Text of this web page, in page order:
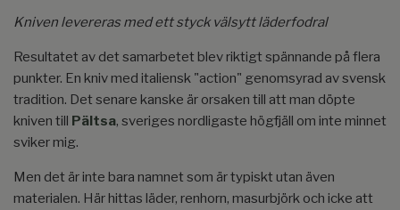
Kniven levereras med ett styck välsytt läderfodral
Resultatet av det samarbetet blev riktigt spännande på flera
punkter. En kniv med italiensk "action" genomsyrad av svensk
tradition. Det senare kanske är orsaken till att man döpte
kniven till Pältsa, sveriges nordligaste högfjäll om inte minnet
sviker mig.
Men det är inte bara namnet som är typiskt utan även
materialen. Här hittas läder, renhorn, masurbjörk och icke att